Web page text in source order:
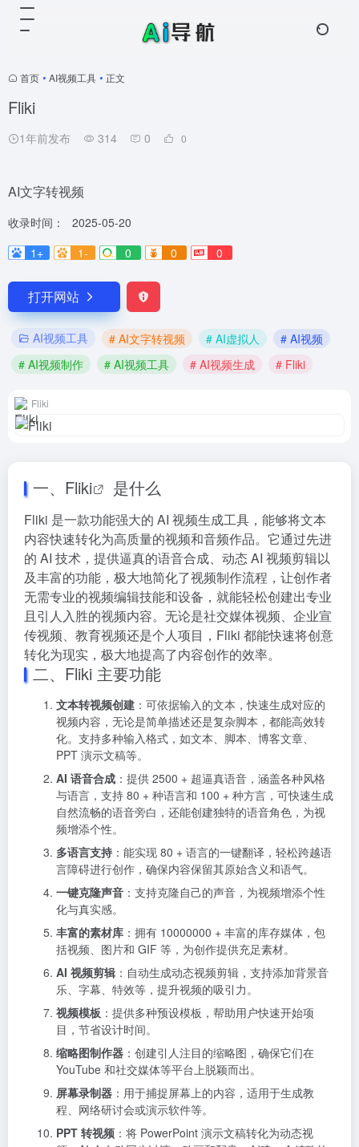
首页 • AI视频工具 • 正文
Fliki
1年前发布 314 0 0
AI文字转视频
收录时间：
2025-05-20
1+
1- 0 0 0
打开网站
AI视频工具 # AI文字转视频 # AI虚拟人
# AI视频
# AI视频制作
# AI视频工具 # AI视频生成 # Fliki
Fliki
一、 Fliki 是什么
Fliki 是一款功能强大的 AI 视频生成工具，能够将文本
内容快速转化为高质量的视频和音频作品。它通过先进
的 AI 技术，提供逼真的语音合成、动态 AI 视频剪辑以
及丰富的功能，极大地简化了视频制作流程，让创作者
无需专业的视频编辑技能和设备，就能轻松创建出专业
且引人入胜的视频内容。无论是社交媒体视频、企业宣
传视频、教育视频还是个人项目，Fliki 都能快速将创意
转化为现实，极大地提高了内容创作的效率。
二、Fliki 主要功能
文本转视频创建 ：可依据输入的文本，快速生成对应的
视频内容，无论是简单描述还是复杂脚本，都能高效转
化。支持多种输入格式，如文本、脚本、博客文章、
PPT 演示文稿等。
AI 语音合成 ：提供 2500 + 超逼真语音，涵盖各种风格
与语言，支持 80 + 种语言和 100 + 种方言，可快速生成
自然流畅的语音旁白，还能创建独特的语音角色，为视
频增添个性。
多语言支持 ：能实现 80 + 语言的一键翻译，轻松跨越语
言障碍进行创作，确保内容保留其原始含义和语气。
一键克隆声音 ：支持克隆自己的声音，为视频增添个性
化与真实感。
丰富的素材库 ：拥有 10000000 + 丰富的库存媒体，包
括视频、图片和 GIF 等，为创作提供充足素材。
AI 视频剪辑 ：自动生成动态视频剪辑，支持添加背景音
乐、字幕、特效等，提升视频的吸引力。
视频模板 ：提供多种预设模板，帮助用户快速开始项
目，节省设计时间。
缩略图制作器 ：创建引人注目的缩略图，确保它们在
YouTube 和社交媒体等平台上脱颖而出。
屏幕录制器 ：用于捕捉屏幕上的内容，适用于生成教
程、网络研讨会或演示软件等。
PPT 转视频 ：将 PowerPoint 演示文稿转化为动态视